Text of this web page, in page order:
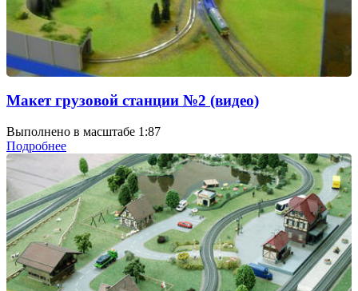
Макет грузовой станции №2 (видео)
Выполнено в масштабе 1:87
Подробнее